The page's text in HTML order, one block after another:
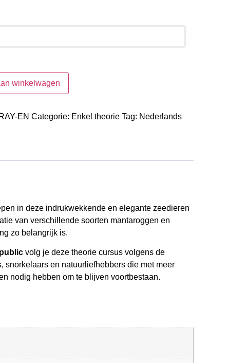
winkelwagen
EN Categorie: Enkel theorie Tag: Nederlands
in deze indrukwekkende en elegante zeedieren
van verschillende soorten mantaroggen en
zo belangrijk is.
volg je deze theorie cursus volgens de
en natuurliefhebbers die met meer
nodig hebben om te blijven voortbestaan.